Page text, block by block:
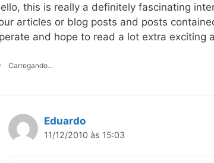
this is really a definitely fascinating
articles or blog posts and posts
and hope to read a lot extra exciting
Carregando...
Eduardo
11/12/2010 às 15:03